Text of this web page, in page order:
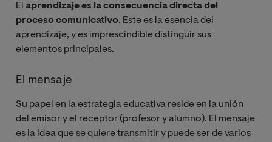
El aprendizaje es la consecuencia directa del
proceso comunicativo. Este es la esencia del
aprendizaje, y es imprescindible distinguir sus
elementos principales.
El mensaje
Su papel en la estrategia educativa reside en la unión
del emisor y el receptor (profesor y alumno). El mensaje
es la idea que se quiere transmitir y puede ser de varios